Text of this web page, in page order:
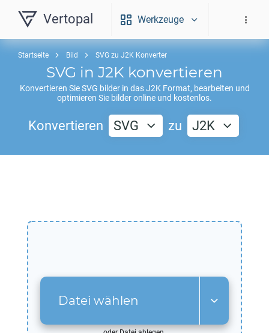
Vertopal Werkzeuge
Startseite Bild SVG zu J2K Konverter
SVG in J2K konvertieren
Konvertieren SieSVG bilder in dasJ2K Format, bearbeiten und
optimieren Sie bilder online und kostenlos.
Konvertieren SVG zu J2K
Datei wählen